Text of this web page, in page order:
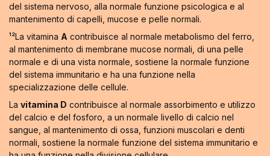
del sistema nervoso, alla normale funzione psicologica e al
mantenimento di capelli, mucose e pelle normali.
¹²La vitamina A contribuisce al normale metabolismo del ferro,
al mantenimento di membrane mucose normali, di una pelle
normale e di una vista normale, sostiene la normale funzione
del sistema immunitario e ha una funzione nella
specializzazione delle cellule.
La vitamina D contribuisce al normale assorbimento e utilizzo
del calcio e del fosforo, a un normale livello di calcio nel
sangue, al mantenimento di ossa, funzioni muscolari e denti
normali, sostiene la normale funzione del sistema immunitario e